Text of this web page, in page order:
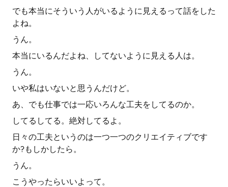
でも本当にそういう人がいるように見えるって話をした
よね。
うん。
本当にいるんだよね、してないように見える人は。
うん。
いや私はいないと思うんだけど。
あ、でも仕事では一応いろんな工夫をしてるのか。
してるしてる。絶対してるよ。
日々の工夫というのは一つ一つのクリエイティブです
か?もしかしたら。
うん。
こうやったらいいよって。